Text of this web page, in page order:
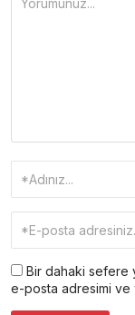
Bir dahaki sefere
e-posta adresimi ve